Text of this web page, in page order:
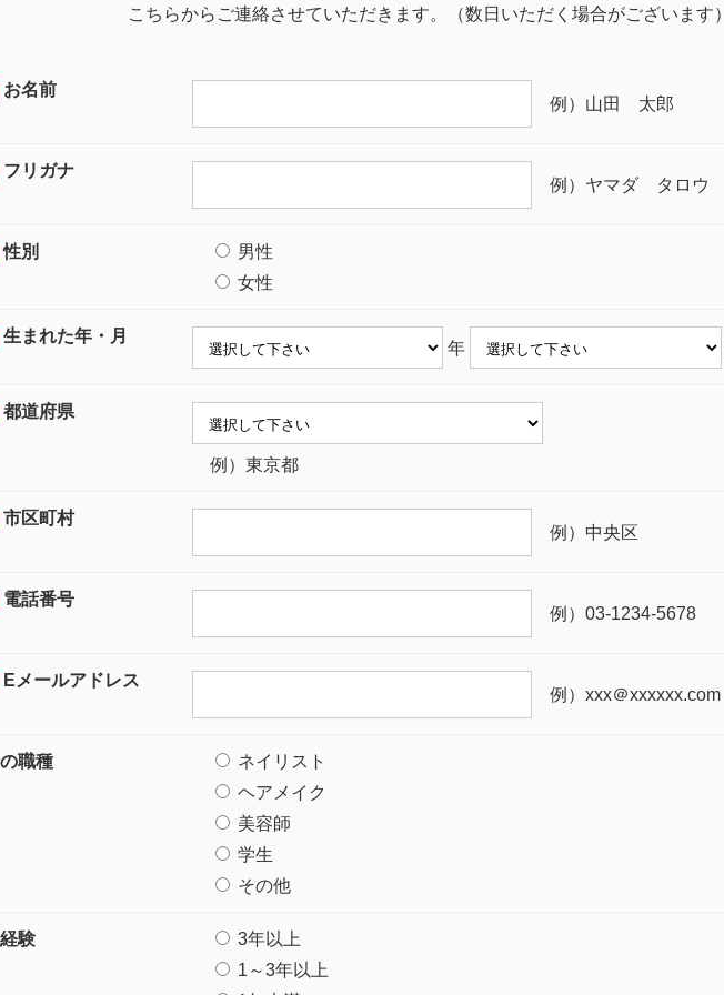
こちらからご連絡させていただきます。（数日いただく場合がございます）
お名前
例）山田 太郎
フリガナ
例）ヤマダ タロウ
性別
男性
女性
生まれた年・月
年
都道府県
例）東京都
市区町村
例）中央区
電話番号
例）03-1234-5678
Eメールアドレス
例）xxx＠xxxxxx.com
職種
ネイリスト
ヘアメイク
美容師
学生
その他
験
3年以上
1～3年以上